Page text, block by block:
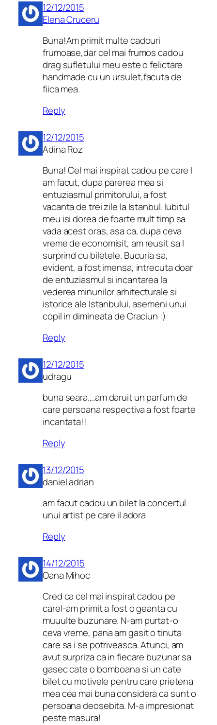
12/12/2015
Elena Cruceru
Buna!Am primit multe cadouri
frumoase,dar cel mai frumos cadou
drag sufletului meu este o felictare
handmade cu un ursulet,facuta de
fiica mea.
Reply
12/12/2015
Adina Roz
Buna! Cel mai inspirat cadou pe care l
am facut, dupa parerea mea si
entuziasmul primitorului, a fost
vacanta de trei zile la Istanbul. Iubitul
meu isi dorea de foarte mult timp sa
vada acest oras, asa ca, dupa ceva
vreme de economisit, am reusit sa l
surprind cu biletele. Bucuria sa,
evident, a fost imensa, intrecuta doar
de entuziasmul si incantarea la
vederea minunilor arhitecturale si
istorice ale Istanbului, asemeni unui
copil in dimineata de Craciun :)
Reply
12/12/2015
udragu
buna seara….am daruit un parfum de
care persoana respectiva a fost foarte
incantata!!
Reply
13/12/2015
daniel adrian
am facut cadou un bilet la concertul
unui artist pe care il adora
Reply
14/12/2015
Oana Mihoc
Cred ca cel mai inspirat cadou pe
carel-am primit a fost o geanta cu
muuulte buzunare. N-am purtat-o
ceva vreme, pana am gasit o tinuta
care sa i se potriveasca. Atunci, am
avut surpriza ca in fiecare buzunar sa
gasec cate o bomboana si un cate
bilet cu motivele pentru care prietena
mea cea mai buna considera ca sunt o
persoana deosebita. M-a impresionat
peste masura!